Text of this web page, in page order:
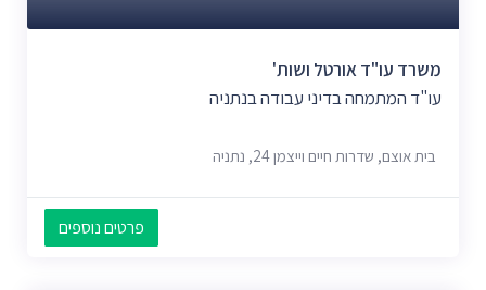
משרד עו"ד אורטל ושות'
עו"ד המתמחה בדיני עבודה בנתניה
בית אוצם, שדרות חיים וייצמן 24, נתניה
פרטים נוספים